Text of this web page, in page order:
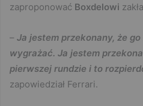
zaproponować Boxdelowi
– Ja jestem przekonany, że
wygrażać. Ja jestem
pierwszej rundzie i to
zapowiedział Ferrari.